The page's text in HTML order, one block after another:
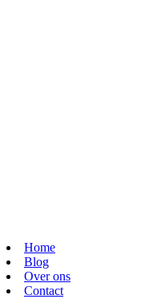
Home
Blog
Over ons
Contact